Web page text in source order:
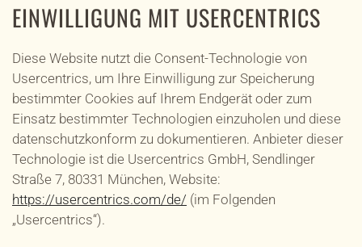
EINWILLIGUNG MIT USERCENTRICS
Diese Website nutzt die Consent-Technologie von
Usercentrics, um Ihre Einwilligung zur Speicherung
bestimmter Cookies auf Ihrem Endgerät oder zum
Einsatz bestimmter Technologien einzuholen und diese
datenschutzkonform zu dokumentieren. Anbieter dieser
Technologie ist die Usercentrics GmbH, Sendlinger
Straße 7, 80331 München, Website:
https://usercentrics.com/de/ (im Folgenden
„Usercentrics“).